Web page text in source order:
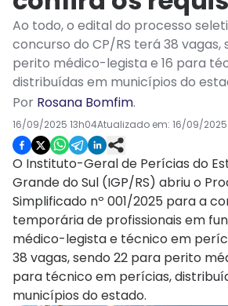
Ao todo, o edital do processo
concurso do CP/RS terá 38 vagas,
perito médico-legista e 16 para
distribuídas em municípios do
Por Rosana Bomfim.
16/09/2025 13h04Atualizado em: 16/09/2025
O Instituto-Geral de Perícias do
Grande do Sul (IGP/RS) abriu o
Simplificado nº 001/2025 para a
temporária de profissionais em
médico-legista e técnico em
38 vagas, sendo 22 para perito
para técnico em perícias,
municípios do estado.